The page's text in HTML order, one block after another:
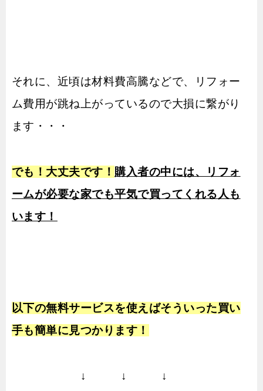
それに、近頃は材料費高騰などで、リフォー
ム費用が跳ね上がっているので大損に繋がり
ます・・・
でも！大丈夫です！ 購入者の中には、リフォ
ームが必要な家でも平気で買ってくれる人も
います！
以下の無料サービスを使えばそういった買い
手も簡単に見つかります！
↓ ↓ ↓